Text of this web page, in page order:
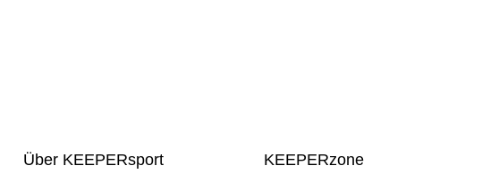
Über KEEPERsport KEEPERzone